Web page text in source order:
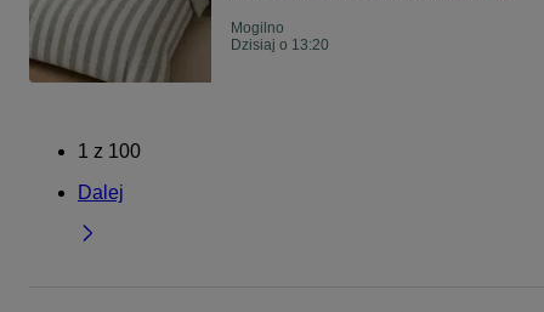
Mogilno
Dzisiaj o 13:20
1 z 100
Dalej